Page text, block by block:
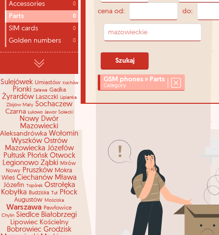
Accessories 0
Parts 0
SIM cards 0
Golden numbers 0
Sulejówek Umiastów Kochów
Pionki Zaława Gadka
Żyrardów Laszczki Lipianka
Zbijów Mały Sochaczew
Czarna Łukowo Jawor Solecki
Nowy Dwór
Mazowiecki
Aleksandrówka Wołomin
Wyszków Ostrów
Mazowiecka Józefów
Pułtusk Płońsk Otwock
Legionowo Ząbki Mirów
Nowy Pruszków Mokra
Wieś Ciechanów Mława
Józefin Topórek Ostrołęka
Kobyłka Budziska Tuł Płock
Augustów Mościska
Warszawa Pawłowice
Chylin Siedlce Białobrzegi
Lipowiec Kościelny
Bobrowiec Grodzisk
cena od: do:
GSM phones » Parts
Category